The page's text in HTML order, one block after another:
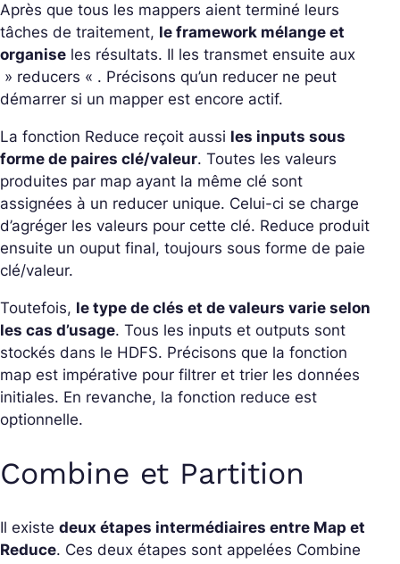
Après que tous les mappers aient terminé leurs
tâches de traitement, le framework mélange et
organise les résultats. Il les transmet ensuite aux
» reducers « . Précisons qu’un reducer ne peut
démarrer si un mapper est encore actif.
La fonction Reduce reçoit aussi les inputs sous
forme de paires clé/valeur. Toutes les valeurs
produites par map ayant la même clé sont
assignées à un reducer unique. Celui-ci se charge
d’agréger les valeurs pour cette clé. Reduce produit
ensuite un ouput final, toujours sous forme de paie
clé/valeur.
Toutefois, le type de clés et de valeurs varie selon
les cas d’usage. Tous les inputs et outputs sont
stockés dans le HDFS. Précisons que la fonction
map est impérative pour filtrer et trier les données
initiales. En revanche, la fonction reduce est
optionnelle.
Combine et Partition
Il existe deux étapes intermédiaires entre Map et
Reduce. Ces deux étapes sont appelées Combine